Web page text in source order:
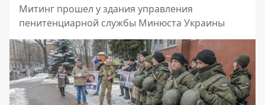
Митинг прошел у здания управления
пенитенциарной службы Минюста Украины